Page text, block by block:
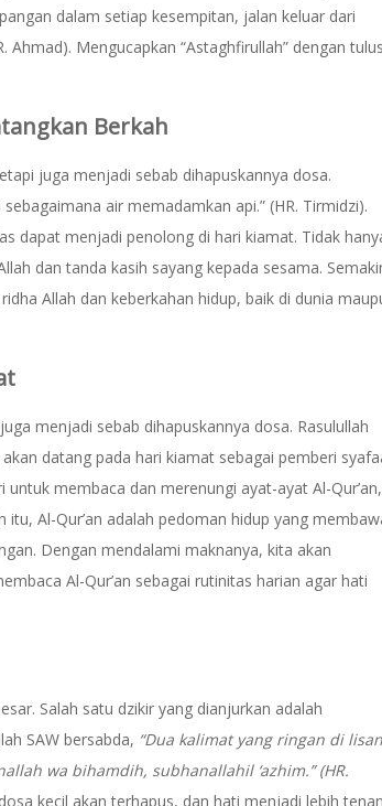
dalam setiap kesempitan, jalan keluar dari
Ahmad). Mengucapkan “Astaghfirullah” dengan tulus
Berkah
juga menjadi sebab dihapuskannya dosa.
air memadamkan api.” (HR. Tirmidzi).
dapat menjadi penolong di hari kiamat. Tidak
dan tanda kasih sayang kepada sesama.
Allah dan keberkahan hidup, baik di dunia
menjadi sebab dihapuskannya dosa. Rasulullah
akan datang pada hari kiamat sebagai pemberi
membaca dan merenungi ayat-ayat Al-Qur’an,
Al-Qur’an adalah pedoman hidup yang
Dengan mendalami maknanya, kita akan
Al-Qur’an sebagai rutinitas harian agar hati
Salah satu dzikir yang dianjurkan adalah
SAW bersabda, “Dua kalimat yang ringan di
wa bihamdih, subhanallahil ‘azhim.” (HR.
kecil akan terhapus, dan hati menjadi lebih